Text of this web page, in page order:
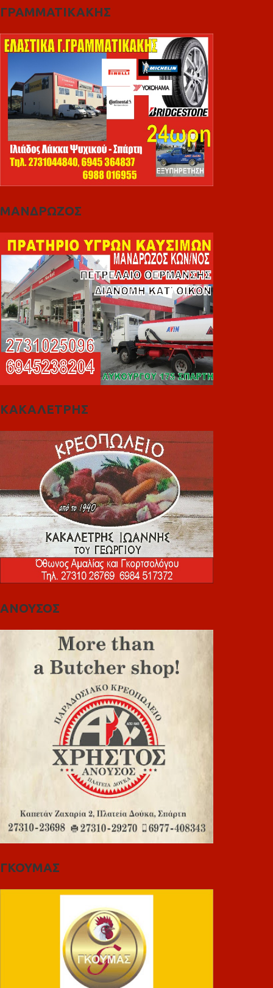
ΓΡΑΜΜΑΤΙΚΑΚΗΣ
ΜΑΝΔΡΩΖΟΣ
ΚΑΚΑΛΕΤΡΗΣ
ΑΝΟΥΣΟΣ
ΓΚΟΥΜΑΣ